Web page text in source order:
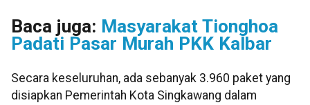
Baca juga: Masyarakat Tionghoa
Padati Pasar Murah PKK Kalbar
Secara keseluruhan, ada sebanyak 3.960 paket yang
disiapkan Pemerintah Kota Singkawang dalam